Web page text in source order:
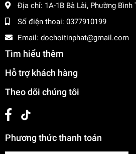
Địa chỉ: 1A-1B Bà Lài, Phường Bình
Số điện thoại: 0377910199
Email: dochoitinphat@gmail.com
Tìm hiểu thêm
Hỗ trợ khách hàng
Theo dõi chúng tôi
Phương thức thanh toán